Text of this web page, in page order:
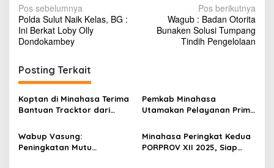
N
a
v
i
g
a
s
i
p
Pos sebelumnya
Polda Sulut Naik Kelas, BG :
Ini Berkat Loby Olly
Dondokambey
Pos berikutnya
Wagub : Badan Otorita
Bunaken Solusi Tumpang
Tindih Pengelolaan
Posting Terkait
Koptan di Minahasa Terima
Bantuan Tracktor dari
Ketahanan Pangan
Pemkab Minahasa
Utamakan Pelayanan Prima
Wabup Vasung:
Peningkatan Mutu
Minahasa Peringkat Kedua
PORPROV XII 2025, Siap